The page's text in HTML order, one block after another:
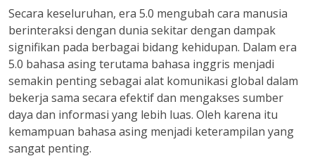
Secara keseluruhan, era 5.0 mengubah cara manusia
berinteraksi dengan dunia sekitar dengan dampak
signifikan pada berbagai bidang kehidupan. Dalam era
5.0 bahasa asing terutama bahasa inggris menjadi
semakin penting sebagai alat komunikasi global dalam
bekerja sama secara efektif dan mengakses sumber
daya dan informasi yang lebih luas. Oleh karena itu
kemampuan bahasa asing menjadi keterampilan yang
sangat penting.